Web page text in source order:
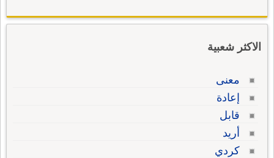
الاكثر شعبية
معنى
إعادة
قابل
أريد
كردي